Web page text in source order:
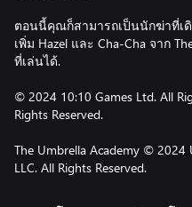
ตอนนี้คุณก็สามารถเป็นนักฆ่าที่เ
เพิ่ม Hazel และ Cha-Cha จาก
ที่เล่นได้.
© 2024 10:10 Games Ltd. All
Rights Reserved.
The Umbrella Academy © 2024
LLC. All Rights Reserved.